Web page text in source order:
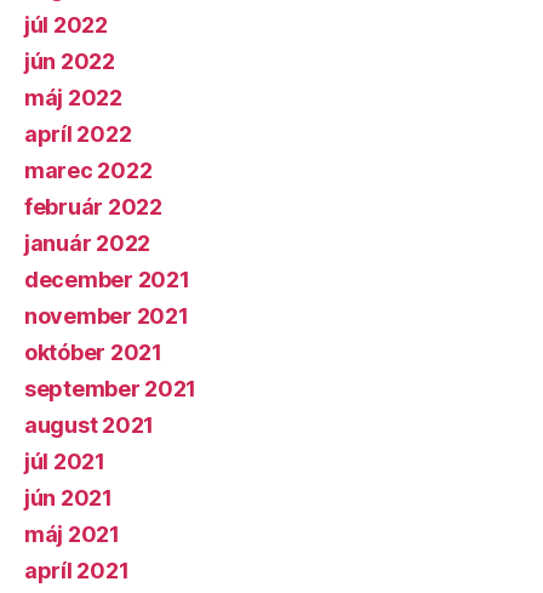
júl 2022
jún 2022
máj 2022
apríl 2022
marec 2022
február 2022
január 2022
december 2021
november 2021
október 2021
september 2021
august 2021
júl 2021
jún 2021
máj 2021
apríl 2021